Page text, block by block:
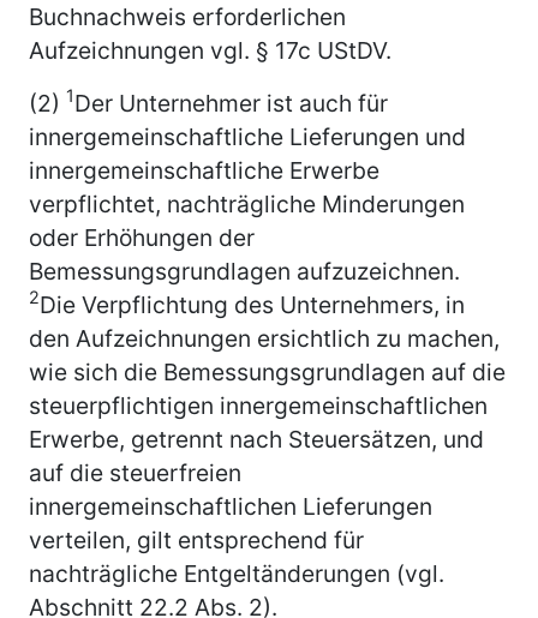
Buchnachweis erforderlichen
Aufzeichnungen vgl. § 17c UStDV.
(2) 1Der Unternehmer ist auch für
innergemeinschaftliche Lieferungen und
innergemeinschaftliche Erwerbe
verpflichtet, nachträgliche Minderungen
oder Erhöhungen der
Bemessungsgrundlagen aufzuzeichnen.
2Die Verpflichtung des Unternehmers, in
den Aufzeichnungen ersichtlich zu machen,
wie sich die Bemessungsgrundlagen auf die
steuerpflichtigen innergemeinschaftlichen
Erwerbe, getrennt nach Steuersätzen, und
auf die steuerfreien
innergemeinschaftlichen Lieferungen
verteilen, gilt entsprechend für
nachträgliche Entgeltänderungen (vgl.
Abschnitt 22.2 Abs. 2).